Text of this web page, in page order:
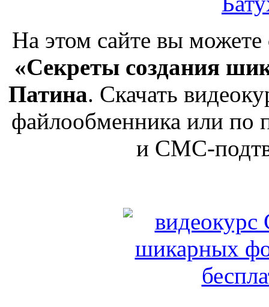
На этом сайте вы можете
«Секреты создания
Патина. Скачать
файлообменника или по
и СМС-